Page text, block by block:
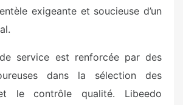
exigeante et soucieuse d’un
service est renforcée par des
dans la sélection des
le contrôle qualité. Libeedo